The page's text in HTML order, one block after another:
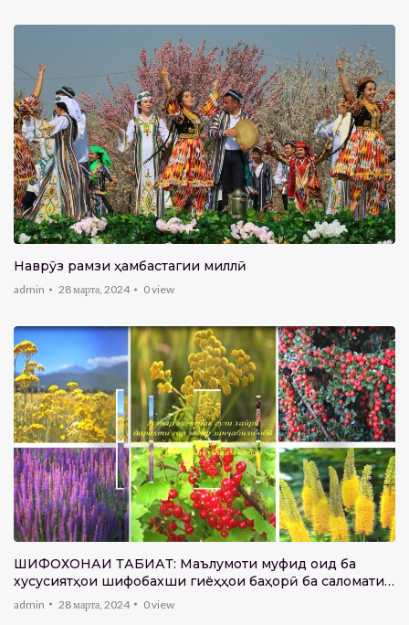
Наврӯз рамзи ҳамбастагии миллӣ
admin 28 марта, 2024 0view
ШИФОХОНАИ ТАБИАТ: Маълумоти муфид оид ба
хусусиятҳои шифобахши гиёҳҳои баҳорӣ ба саломатии
инсон
admin 28 марта, 2024 0view